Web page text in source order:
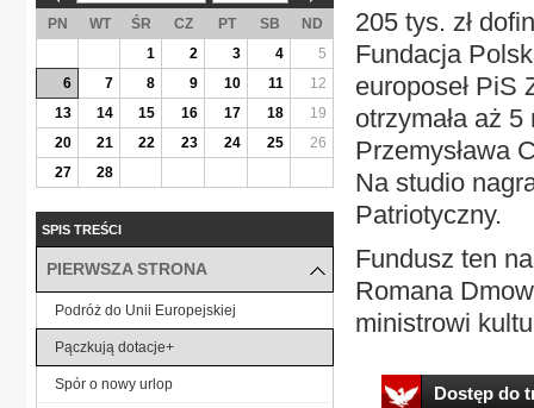
205 tys. zł
Fundacja
europoseł PiS
otrzymała aż
Przemysława
Na studio
Patriotyczny.
Fundusz ten
Romana
ministrowi
Dostęp do
PN WT ŚR CZ PT SB
ND
1
2 3 4
5
6
7 8 9 10 11
12
13
14 15 16 17 18
19
20
21 22 23 24 25
26
27
28
SPIS TREŚCI
PIERWSZA STRONA
Podróż do Unii Europejskiej
Pączkują dotacje+
Spór o nowy urlop